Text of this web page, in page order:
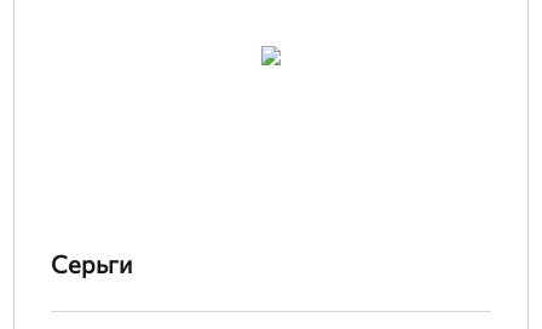
Серьги